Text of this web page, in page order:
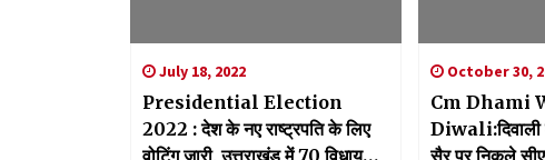
July 18, 2022
Presidential Election
2022 : देश के नए राष्ट्रपति के लिए
वोटिंग जारी, उत्तराखंड में 70 विधायक
October 30,
Cm Dhami
Diwali:दिवाली
सैर पर निकले